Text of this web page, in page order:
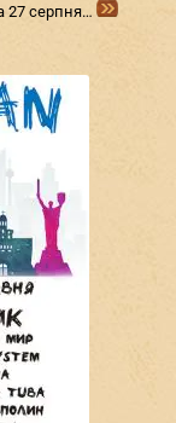
27 серпня…